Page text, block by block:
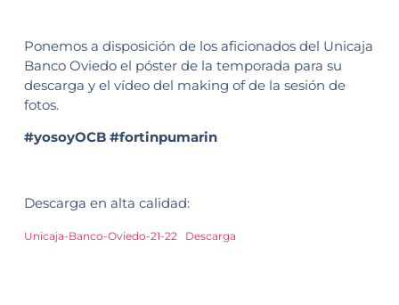
Ponemos a disposición de los aficionados del Unicaja
Banco Oviedo el póster de la temporada para su
descarga y el vídeo del making of de la sesión de
fotos.
#yosoyOCB #fortinpumarin
Descarga en alta calidad:
Unicaja-Banco-Oviedo-21-22 Descarga